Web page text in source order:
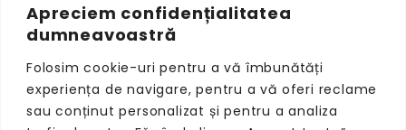
Apreciem confidențialitatea
dumneavoastră
Folosim cookie-uri pentru a vă îmbunătăți
experiența de navigare, pentru a vă oferi reclame
sau conținut personalizat și pentru a analiza
SISTEME DE PLATA SECOND HAND
Copyright © 2026 VendingRetail, Toate drepturile